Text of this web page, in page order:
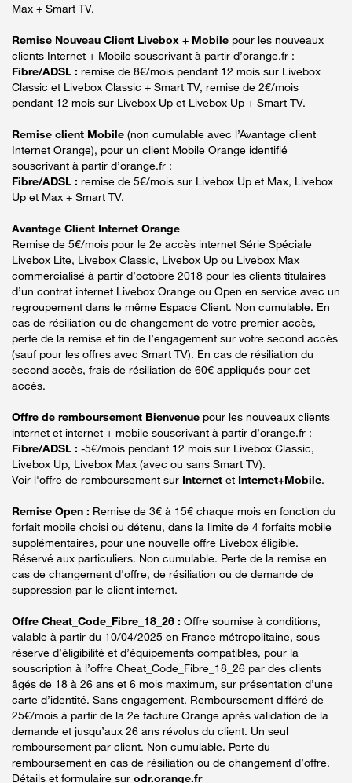
Max + Smart TV.
Remise Nouveau Client Livebox + Mobile pour les nouveaux
clients Internet + Mobile souscrivant à partir d’orange.fr :
Fibre/ADSL : remise de 8€/mois pendant 12 mois sur Livebox
Classic et Livebox Classic + Smart TV, remise de 2€/mois
pendant 12 mois sur Livebox Up et Livebox Up + Smart TV.
Remise client Mobile (non cumulable avec l’Avantage client
Internet Orange), pour un client Mobile Orange identifié
souscrivant à partir d’orange.fr :
Fibre/ADSL : remise de 5€/mois sur Livebox Up et Max, Livebox
Up et Max + Smart TV.
Avantage Client Internet Orange
Remise de 5€/mois pour le 2e accès internet Série Spéciale
Livebox Lite, Livebox Classic, Livebox Up ou Livebox Max
commercialisé à partir d’octobre 2018 pour les clients titulaires
d’un contrat internet Livebox Orange ou Open en service avec un
regroupement dans le même Espace Client. Non cumulable. En
cas de résiliation ou de changement de votre premier accès,
perte de la remise et fin de l’engagement sur votre second accès
(sauf pour les offres avec Smart TV). En cas de résiliation du
second accès, frais de résiliation de 60€ appliqués pour cet
accès.
Offre de remboursement Bienvenue pour les nouveaux clients
internet et internet + mobile souscrivant à partir d’orange.fr :
Fibre/ADSL : -5€/mois pendant 12 mois sur Livebox Classic,
Livebox Up, Livebox Max (avec ou sans Smart TV).
Voir l'offre de remboursement sur Internet et Internet+Mobile.
Remise Open : Remise de 3€ à 15€ chaque mois en fonction du
forfait mobile choisi ou détenu, dans la limite de 4 forfaits mobile
supplémentaires, pour une nouvelle offre Livebox éligible.
Réservé aux particuliers. Non cumulable. Perte de la remise en
cas de changement d'offre, de résiliation ou de demande de
suppression par le client internet.
Offre Cheat_Code_Fibre_18_26 : Offre soumise à conditions,
valable à partir du 10/04/2025 en France métropolitaine, sous
réserve d’éligibilité et d’équipements compatibles, pour la
souscription à l’offre Cheat_Code_Fibre_18_26 par des clients
âgés de 18 à 26 ans et 6 mois maximum, sur présentation d’une
carte d’identité. Sans engagement. Remboursement différé de
25€/mois à partir de la 2e facture Orange après validation de la
demande et jusqu’aux 26 ans révolus du client. Un seul
remboursement par client. Non cumulable. Perte du
remboursement en cas de résiliation ou de changement d’offre.
Détails et formulaire sur odr.orange.fr